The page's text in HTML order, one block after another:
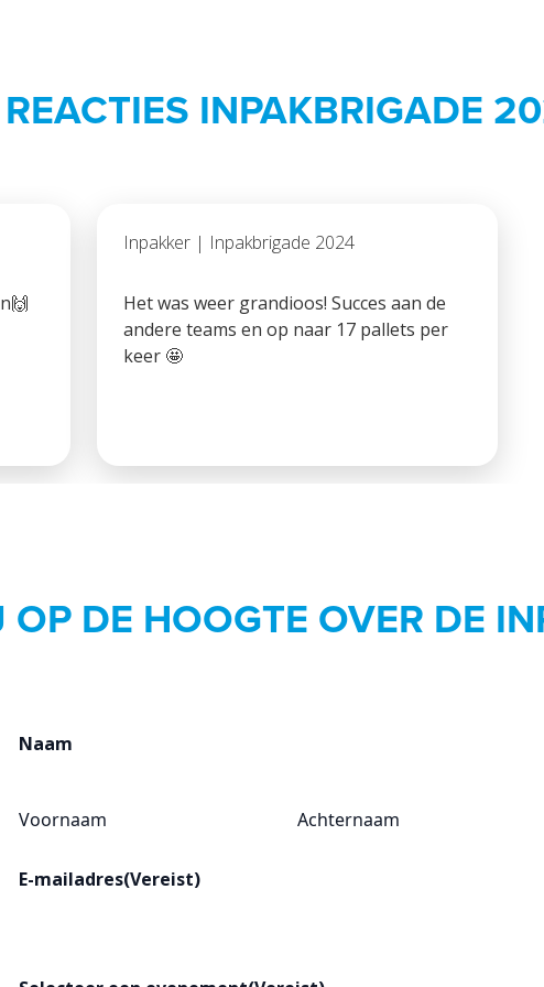
REACTIES INPAKBRIGADE
Inpakker | Inpakbrigade 2024
Het was weer grandioos! Succes aan de
andere teams en op naar 17 pallets per
keer 🤩
DE HOOGTE OVER DE
Naam
Voornaam Achternaam
E-mailadres(Vereist)